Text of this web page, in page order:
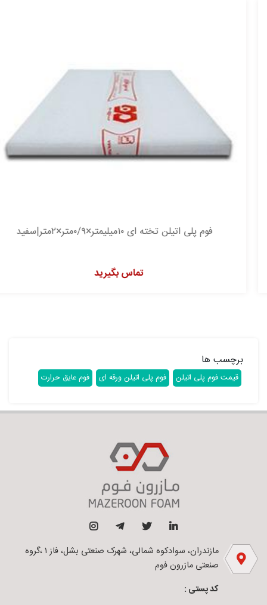
فوم پلی اتیلن تخته ای ۱۰میلیمتر×۰/۹متر×۲متر|سفید
تماس بگیرید
برچسب ها
قیمت فوم پلی اتیلن فوم پلی اتیلن ورقه ای فوم عایق حرارت
مازندران، سوادکوه شمالی، شهرک صنعتی بشل، فاز ۱ ،گروه
صنعتی مازرون فوم
کد پستی :